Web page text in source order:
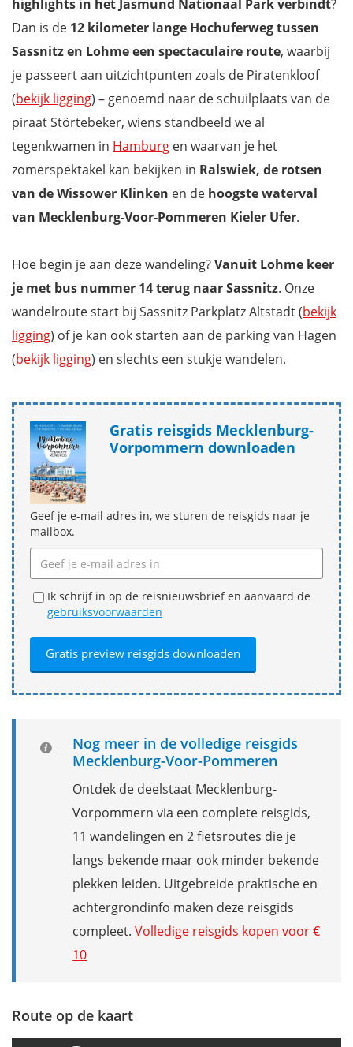
highlights in het Jasmund Nationaal Park verbindt?
Dan is de 12 kilometer lange Hochuferweg tussen
Sassnitz en Lohmeeen spectaculaire route, waarbij
je passeert aan uitzichtpunten zoals de Piratenkloof
(bekijk ligging) – genoemd naar de schuilplaats van de
piraat Störtebeker, wiens standbeeld we al
tegenkwamen in Hamburg en waarvan je het
zomerspektakel kan bekijken in Ralswiek, de rotsen
van de Wissower Klinken en de hoogste waterval
van Mecklenburg-Voor-Pommeren Kieler Ufer.
Hoe begin je aan deze wandeling?Vanuit Lohme keer
je met bus nummer 14 terug naar Sassnitz. Onze
wandelroute start bij Sassnitz Parkplatz Altstadt (bekijk
ligging) of je kan ook starten aan de parking van Hagen
(bekijk ligging) en slechts een stukje wandelen.
Gratis reisgids Mecklenburg-
Vorpommern downloaden
Geef je e-mail adres in, we sturen de reisgids naar je
mailbox.
Ik schrijf in op de reisnieuwsbrief en aanvaard de
gebruiksvoorwaarden
Nog meer in de volledige reisgids
Mecklenburg-Voor-Pommeren
Ontdek de deelstaat Mecklenburg-
Vorpommern via een complete reisgids,
11 wandelingen en 2 fietsroutes die je
langs bekende maar ook minder bekende
plekken leiden. Uitgebreide praktische en
achtergrondinfo maken deze reisgids
compleet.Volledige reisgids kopen voor €
10
Route op de kaart